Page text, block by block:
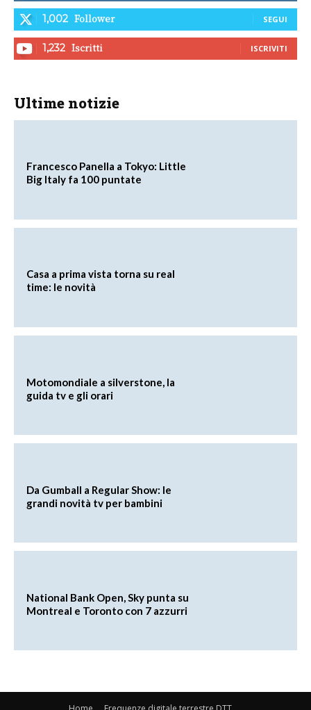
1,002 Follower SEGUI
1,232 Iscritti ISCRIVITI
Ultime notizie
Francesco Panella a Tokyo: Little
Big Italy fa 100 puntate
Casa a prima vista torna su real
time: le novità
Motomondiale a silverstone, la
guida tv e gli orari
Da Gumball a Regular Show: le
grandi novità tv per bambini
National Bank Open, Sky punta su
Montreal e Toronto con 7 azzurri